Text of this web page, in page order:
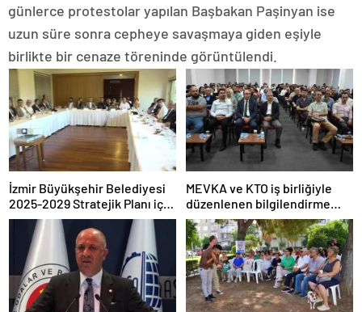
günlerce protestolar yapılan Başbakan Paşinyan ise
uzun süre sonra cepheye savaşmaya giden eşiyle
birlikte bir cenaze töreninde görüntülendi.
İzmir Büyükşehir Belediyesi
2025-2029 Stratejik Planı için
çalışmalarını sürdürüyor
MEVKA ve KTO iş birliğiyle
düzenlenen bilgilendirme
semineri